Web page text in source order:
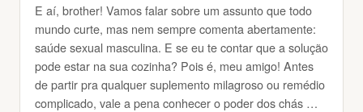
E aí, brother! Vamos falar sobre um assunto que todo
mundo curte, mas nem sempre comenta abertamente:
saúde sexual masculina. E se eu te contar que a solução
pode estar na sua cozinha? Pois é, meu amigo! Antes
de partir pra qualquer suplemento milagroso ou remédio
complicado, vale a pena conhecer o poder dos chás …